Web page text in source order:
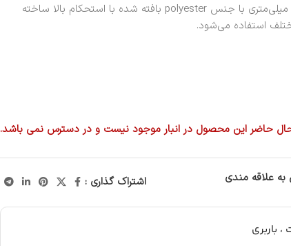
این محصول با استفاده از طناب 12 میلی‌متری با جنس polyester بافته شده با استحکام بالا ساخته
استفاده می‌شود.
حاضر این محصول در انبار موجود نیست و در دسترس نمی باشد.
به علاقه مندی اشتراک گذاری :
باربری